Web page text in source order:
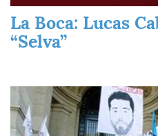
La Boca: Lucas
“Selva”
Imagen